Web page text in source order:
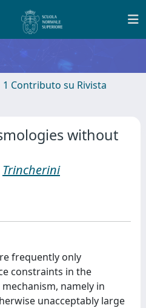
1 Contributo su Rivista
without
Trincherini
frequently only
constraints in the
namely in
unacceptably large